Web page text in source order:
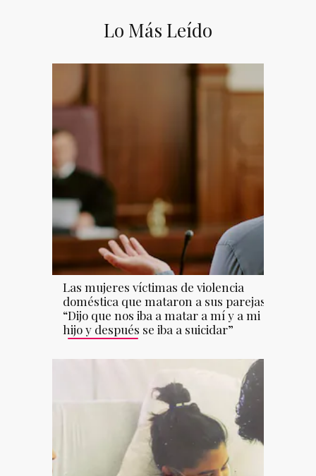
Lo Más Leído
Las mujeres víctimas de violencia
doméstica que mataron a sus parejas:
“Dijo que nos iba a matar a mí y a mi
hijo y después se iba a suicidar”